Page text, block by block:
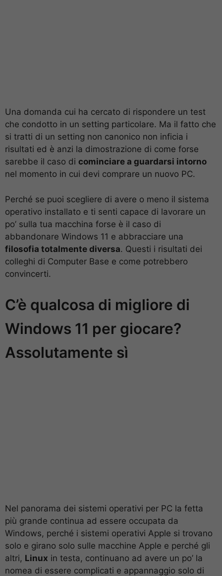
Una domanda cui ha cercato di rispondere un test
che condotto in un setting particolare. Ma il fatto che
si tratti di un setting non canonico non inficia i
risultati ed è anzi la dimostrazione di come forse
sarebbe il caso di cominciare a guardarsi intorno
nel momento in cui devi comprare un nuovo PC.
Perché se puoi scegliere di avere o meno il sistema
operativo installato e ti senti capace di lavorare un
po’ sulla tua macchina forse è il caso di
abbandonare Windows 11 e abbracciare una
filosofia totalmente diversa. Questi i risultati dei
colleghi di Computer Base e come potrebbero
convincerti.
C’è qualcosa di migliore di
Windows 11 per giocare?
Assolutamente sì
Nel panorama dei sistemi operativi per PC la fetta
più grande continua ad essere occupata da
Windows, perché i sistemi operativi Apple si trovano
solo e girano solo sulle macchine Apple e perché gli
altri, Linux in testa, continuano ad avere un po’ la
nomea di essere complicati e appannaggio solo di